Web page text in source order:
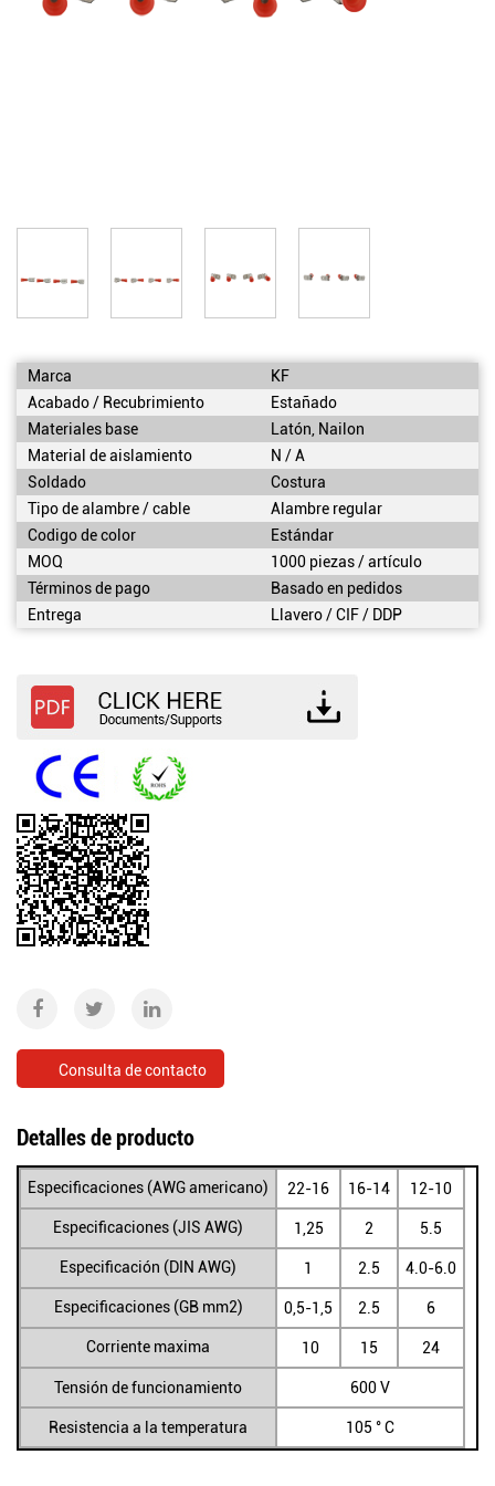
Marca
KF
Acabado / Recubrimiento
Estañado
Materiales base
Latón, Nailon
Material de aislamiento
N / A
Soldado
Costura
Tipo de alambre / cable
Alambre regular
Codigo de color
Estándar
MOQ
1000 piezas / artículo
Términos de pago
Basado en pedidos
Entrega
Llavero / CIF / DDP
Consulta de contacto
Detalles de producto
Especificaciones (AWG americano) 22-16 16-14 12-10
Especificaciones (JIS AWG) 1,25 2 5.5
Especificación (DIN AWG) 1 2.5 4.0-6.0
Especificaciones (GB mm2) 0,5-1,5 2.5 6
Corriente maxima 10 15 24
Tensión de funcionamiento 600 V
Resistencia a la temperatura 105 ° C